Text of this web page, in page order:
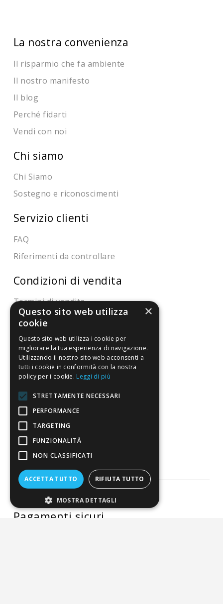
La nostra convenienza
Il risparmio che fa ambiente
Il nostro manifesto
Il blog
Perché fidarti
Vendi con noi
Chi siamo
Chi Siamo
Sostegno e riconoscimenti
Servizio clienti
FAQ
Riferimenti da controllare
Condizioni di vendita
Termini di vendita
Spedizione
Pagamenti
Resi
Eccellente
3.821
Recensioni
Pagamenti sicuri
×
Questo sito web utilizza
cookie
Questo sito web utilizza i cookie per
migliorare la tua esperienza di navigazione.
Utilizzando il nostro sito web acconsenti a
tutti i cookie in conformità con la nostra
policy per i cookie. Leggi di più
STRETTAMENTE NECESSARI
PERFORMANCE
TARGETING
FUNZIONALITÀ
NON CLASSIFICATI
ACCETTA TUTTO RIFIUTA TUTTO
MOSTRA DETTAGLI